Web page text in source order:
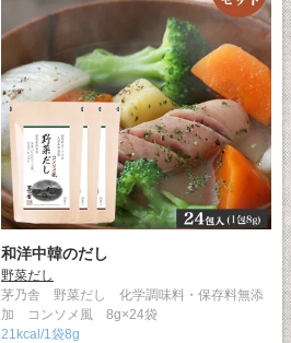
和洋中韓のだし
野菜だし
茅乃舎 野菜だし 化学調味料・保存料無添
加 コンソメ風 8g×24袋
21kcal/1袋8g